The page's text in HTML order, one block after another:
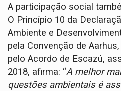
A participação social
O Princípio 10 da
Ambiente e
pela Convenção de
pelo Acordo de Escazú,
2018, afirma: “A melhor
questões ambientais é